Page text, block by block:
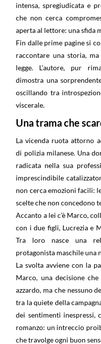
intensa, spregiudicata e
che non cerca
aperta al lettore: una sfida
Fin dalle prime pagine si
raccontare una storia,
legge. L’autore, pur
dimostra una
oscillando tra
viscerale.
Una trama che
La vicenda ruota attorno
di polizia milanese. Una
radicata nella sua
imprescindibile
non cerca emozioni facili:
scelte che non concedono
Accanto a lei c’è Marco,
con i due figli, Lucrezia e
Tra loro nasce una
protagonista maschile una
La svolta avviene con la
Marco, una decisione
azzardo, ma che nessuno
tra la quiete della
dei sentimenti inespressi,
romanzo: un intreccio
che travolge ogni buon